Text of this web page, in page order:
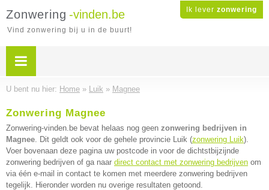
Ik lever zonwering
Zonwering -vinden.be
Vind zonwering bij u in de buurt!
U bent nu hier: Home » Luik » Magnee
Zonwering Magnee
Zonwering-vinden.be bevat helaas nog geen zonwering bedrijven in
Magnee. Dit geldt ook voor de gehele provincie Luik (zonwering Luik).
Voer bovenaan deze pagina uw postcode in voor de dichtstbijzijnde
zonwering bedrijven of ga naar direct contact met zonwering bedrijven om
via één e-mail in contact te komen met meerdere zonwering bedrijven
tegelijk. Hieronder worden nu overige resultaten getoond.